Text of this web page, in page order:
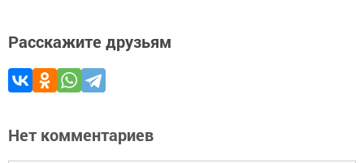
Расскажите друзьям
Нет комментариев